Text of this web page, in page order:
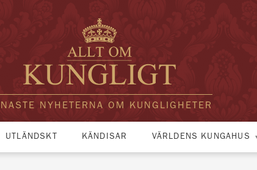
NYHETERNA OM KUNGLIGHETER
UTLÄNDSKT KÄNDISAR VÄRLDENS KUNGAHUS